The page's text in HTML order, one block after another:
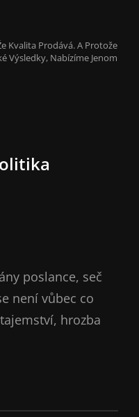
Kvalita Prodává. A Protože
Výsledky, Nabízíme Jenom
poslance, seč
není vůbec co
hrozba